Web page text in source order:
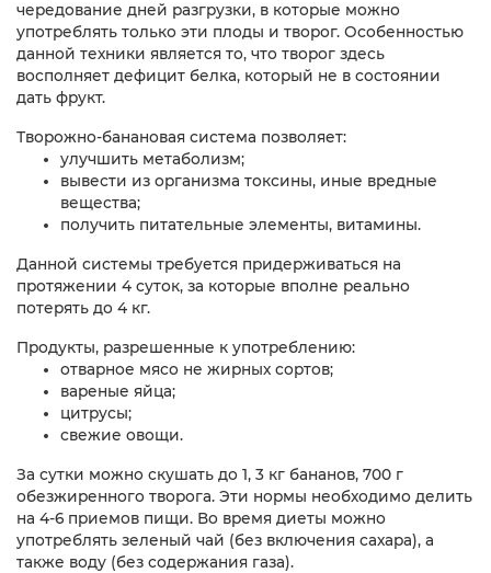
чередование дней разгрузки, в которые можно
употреблять только эти плоды и творог. Особенностью
данной техники является то, что творог здесь
восполняет дефицит белка, который не в состоянии
дать фрукт.
Творожно-банановая система позволяет:
улучшить метаболизм;
вывести из организма токсины, иные вредные
вещества;
получить питательные элементы, витамины.
Данной системы требуется придерживаться на
протяжении 4 суток, за которые вполне реально
потерять до 4 кг.
Продукты, разрешенные к употреблению:
отварное мясо не жирных сортов;
вареные яйца;
цитрусы;
свежие овощи.
За сутки можно скушать до 1, 3 кг бананов, 700 г
обезжиренного творога. Эти нормы необходимо делить
на 4-6 приемов пищи. Во время диеты можно
употреблять зеленый чай (без включения сахара), а
также воду (без содержания газа).